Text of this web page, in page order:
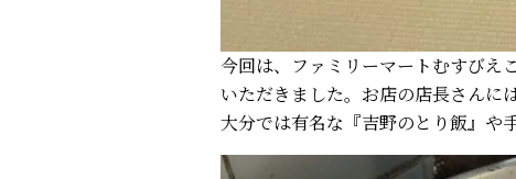
今回は、ファミリーマートむすびえ
いただきました。お店の店長さんに
大分では有名な『吉野のとり飯』や